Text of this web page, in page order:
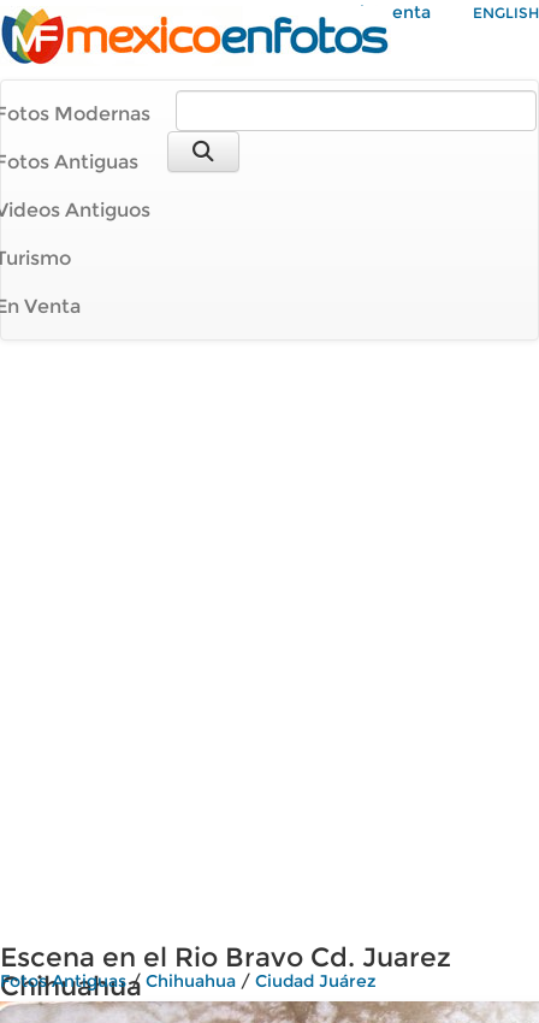
Mi Cuenta ENGLISH
Modernas
Antiguas
Antiguos
Venta
Escena en el Rio Bravo Cd. Juarez
Chihuahua
Fotos Antiguas/ Chihuahua / Ciudad Juárez